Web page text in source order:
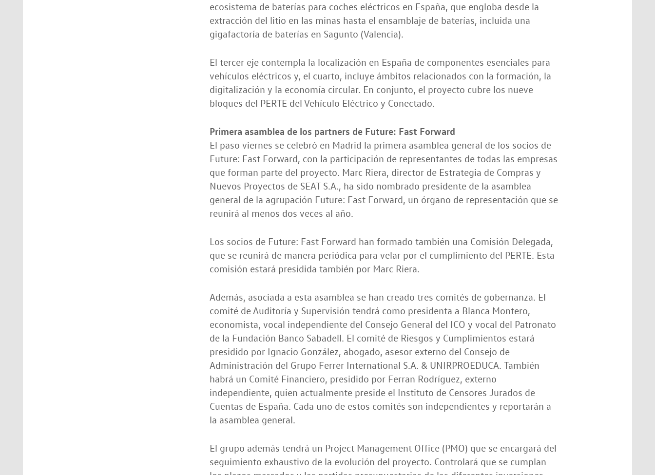
ecosistema de baterías para coches eléctricos en España, que engloba desde la
extracción del litio en las minas hasta el ensamblaje de baterías, incluida una
gigafactoría de baterías en Sagunto (Valencia).
El tercer eje contempla la localización en España de componentes esenciales para
vehículos eléctricos y, el cuarto, incluye ámbitos relacionados con la formación, la
digitalización y la economía circular. En conjunto, el proyecto cubre los nueve
bloques del PERTE del Vehículo Eléctrico y Conectado.
Primera asamblea de los partners de Future: Fast Forward
El paso viernes se celebró en Madrid la primera asamblea general de los socios de
Future: Fast Forward, con la participación de representantes de todas las empresas
que forman parte del proyecto. Marc Riera, director de Estrategia de Compras y
Nuevos Proyectos de SEAT S.A., ha sido nombrado presidente de la asamblea
general de la agrupación Future: Fast Forward, un órgano de representación que se
reunirá al menos dos veces al año.
Los socios de Future: Fast Forward han formado también una Comisión Delegada,
que se reunirá de manera periódica para velar por el cumplimiento del PERTE. Esta
comisión estará presidida también por Marc Riera.
Además, asociada a esta asamblea se han creado tres comités de gobernanza. El
comité de Auditoría y Supervisión tendrá como presidenta a Blanca Montero,
economista, vocal independiente del Consejo General del ICO y vocal del Patronato
de la Fundación Banco Sabadell. El comité de Riesgos y Cumplimientos estará
presidido por Ignacio González, abogado, asesor externo del Consejo de
Administración del Grupo Ferrer International S.A. & UNIRPROEDUCA. También
habrá un Comité Financiero, presidido por Ferran Rodríguez, externo
independiente, quien actualmente preside el Instituto de Censores Jurados de
Cuentas de España. Cada uno de estos comités son independientes y reportarán a
la asamblea general.
El grupo además tendrá un Project Management Office (PMO) que se encargará del
seguimiento exhaustivo de la evolución del proyecto. Controlará que se cumplan